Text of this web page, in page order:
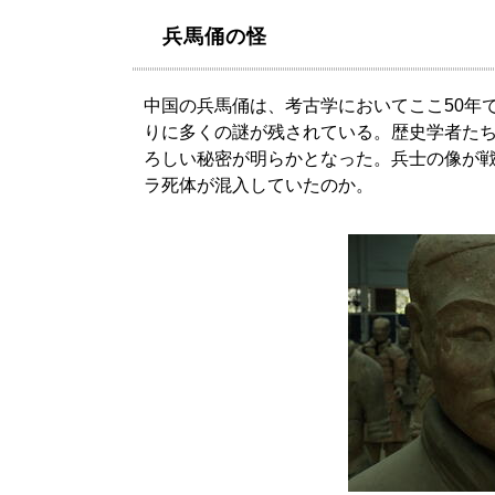
兵馬俑の怪
中国の兵馬俑は、考古学においてここ50年
りに多くの謎が残されている。歴史学者た
ろしい秘密が明らかとなった。兵士の像が
ラ死体が混入していたのか。